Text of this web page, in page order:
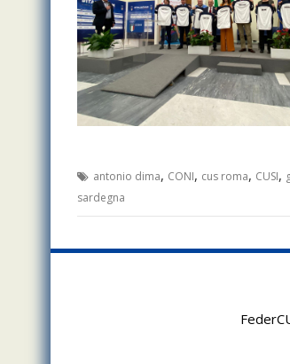
antonio dima, CONI, cus roma, CUSI,
sardegna